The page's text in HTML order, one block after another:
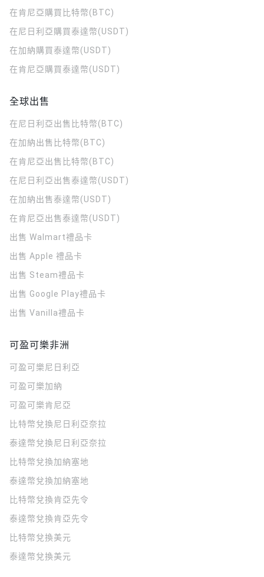
在肯尼亞購買比特幣(BTC)
在尼日利亞購買泰達幣(USDT)
在加納購買泰達幣(USDT)
在肯尼亞購買泰達幣(USDT)
全球出售
在尼日利亞出售比特幣(BTC)
在加納出售比特幣(BTC)
在肯尼亞出售比特幣(BTC)
在尼日利亞出售泰達幣(USDT)
在加納出售泰達幣(USDT)
在肯尼亞出售泰達幣(USDT)
出售 Walmart禮品卡
出售 Apple 禮品卡
出售 Steam禮品卡
出售 Google Play禮品卡
出售 Vanilla禮品卡
可盈可樂非洲
可盈可樂 尼日利亞
可盈可樂加納
可盈可樂肯尼亞
比特幣兌換尼日利亞奈拉
泰達幣兌換尼日利亞奈拉
比特幣兌換加納塞地
泰達幣兌換加納塞地
比特幣兌換肯亞先令
泰達幣兌換肯亞先令
比特幣兌換美元
泰達幣兌換美元